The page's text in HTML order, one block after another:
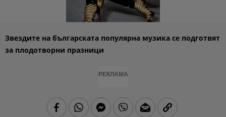
Звездите на българската популярна музика се подготвят
за плодотворни празници
РЕКЛАМА